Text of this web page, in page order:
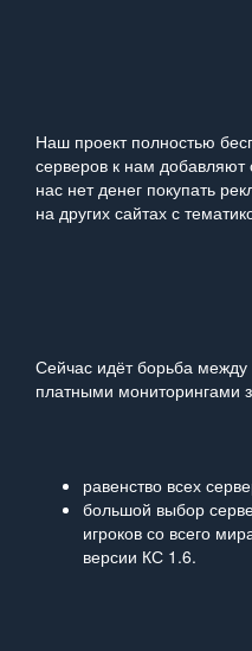
Наш проект полностью
серверов к нам
нас нет денег покупать
на других сайтах с
Сейчас идёт борьба
платными мониторингами
равенство всех
большой выбор
игроков со всего
версии КС 1.6.